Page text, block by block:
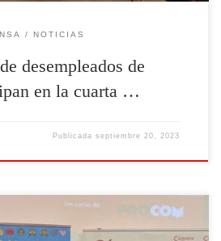
NOTICIAS
desempleados de
en la cuarta …
Publicadaseptiembre 20, 2023